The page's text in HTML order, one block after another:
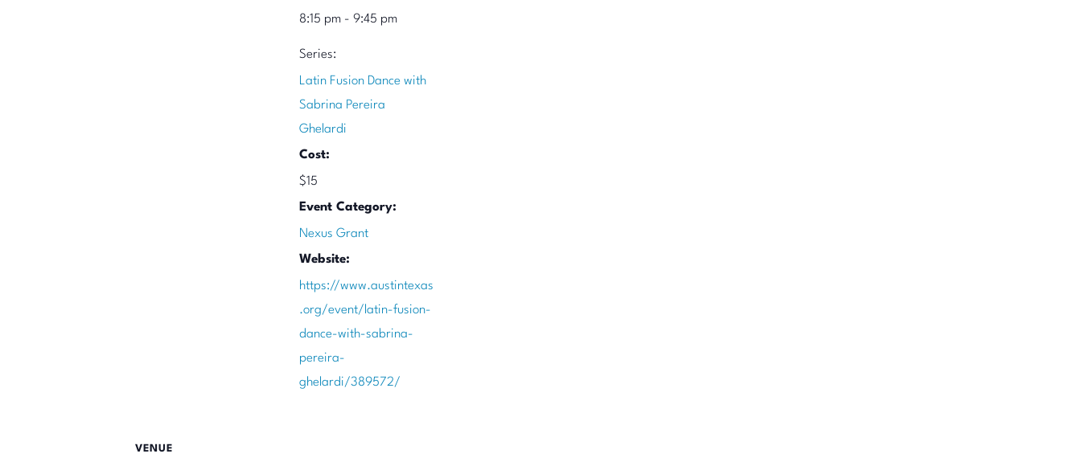
8:15 pm - 9:45 pm
Series:
Latin Fusion Dance with
Sabrina Pereira
Ghelardi
Cost:
$15
Event Category:
Nexus Grant
Website:
https://www.austintexas
.org/event/latin-fusion-
dance-with-sabrina-
pereira-
ghelardi/389572/
VENUE